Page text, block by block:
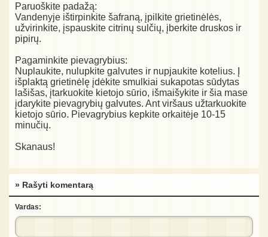
Paruoškite padažą:
Vandenyje ištirpinkite šafraną, įpilkite grietinėlės,
užvirinkite, įspauskite citrinų sulčių, įberkite druskos ir
pipirų.
Pagaminkite pievagrybius:
Nuplaukite, nulupkite galvutes ir nupjaukite kotelius. Į
išplaktą grietinėlę įdėkite smulkiai sukapotas sūdytas
lašišas, įtarkuokite kietojo sūrio, išmaišykite ir šia mase
įdarykite pievagrybių galvutes. Ant viršaus užtarkuokite
kietojo sūrio. Pievagrybius kepkite orkaitėje 10-15
minučių.
Skanaus!
» Rašyti komentarą
Vardas: